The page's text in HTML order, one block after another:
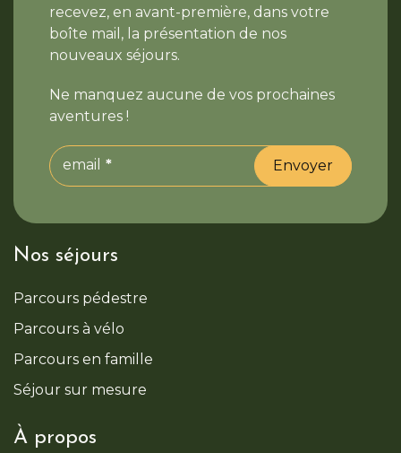
Nos séjours
Parcours pédestre
Parcours à vélo
Parcours en famille
Séjour sur mesure
À propos
recevez, en avant-première, dans votre
boîte mail, la présentation de nos
nouveaux séjours.
Ne manquez aucune de vos prochaines
aventures !
email Envoyer